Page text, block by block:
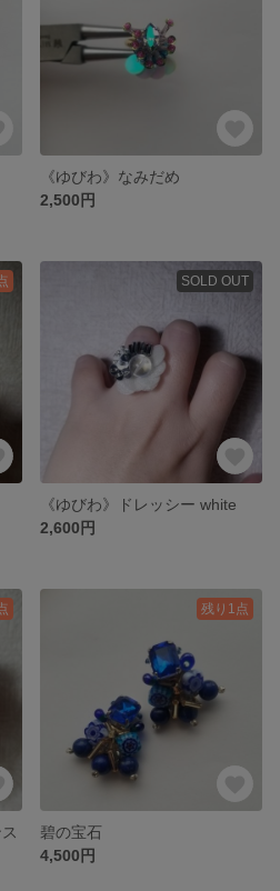
《ゆびわ》なみだめ
2,500円
SOLD OUT
《ゆびわ》ドレッシー white
2,600円
残り1点
碧の宝石
4,500円